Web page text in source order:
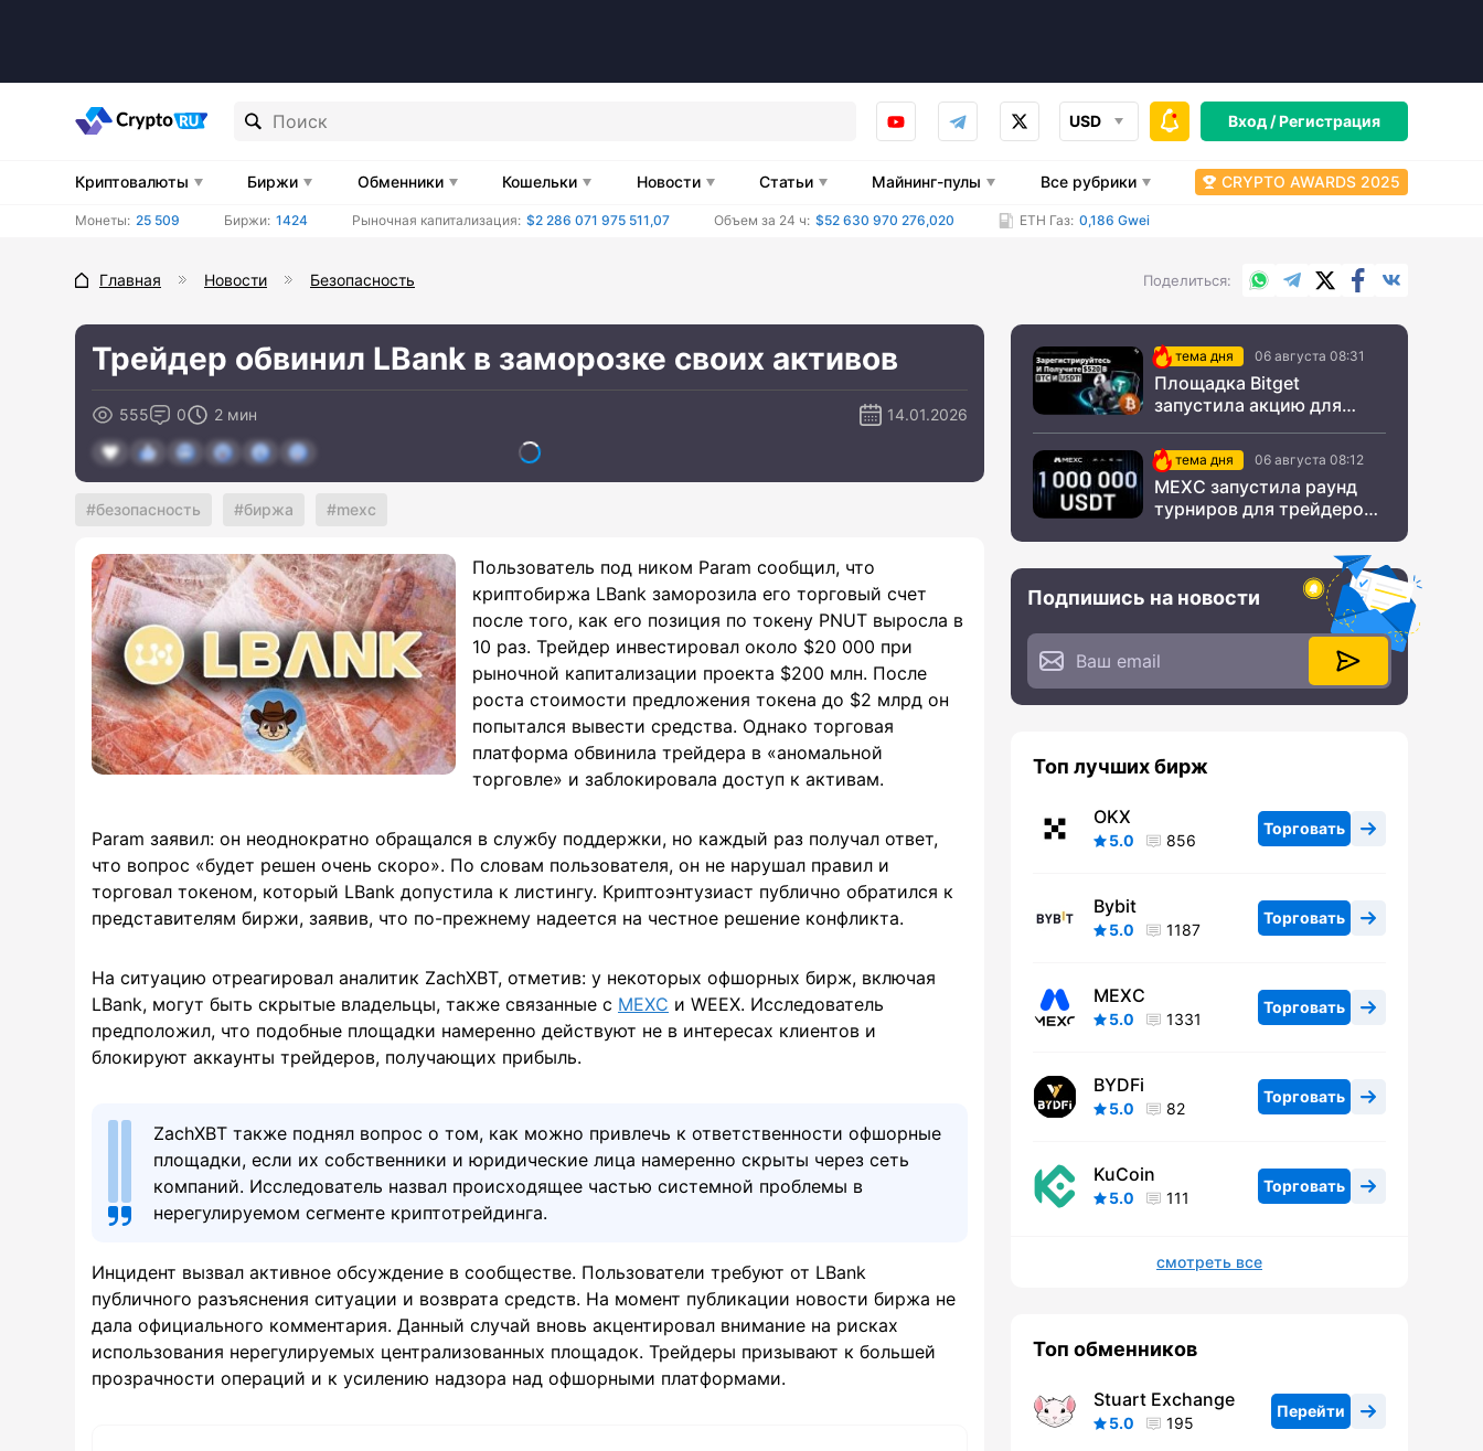
USD Вход /Регистрация
Криптовалюты Биржи Обменники Кошельки Новости Статьи Майнинг-пулы Все рубрики CRYPTO AWARDS 2025
Монеты: 25 509 Биржи: 1424 Рыночная капитализация: $2 286 071 975 511,07 Объем за 24 ч: $52 630 970 276,020 ETH Газ: 0,186 Gwei
Главная Новости Безопасность Поделиться WhatsApp
TelegramX.comFacebook
Трейдер обвинил LBank в заморозке своих активов
555 0 2 мин 14.01.2026
безопасность биржа mexc
Пользователь под ником Param сообщил, что
криптобиржа LBank заморозила его торговый счет
после того, как его позиция по токену PNUT выросла в
10 раз. Трейдер инвестировал около $20 000 при
рыночной капитализации проекта $200 млн. После
роста стоимости предложения токена до $2 млрд он
попытался вывести средства. Однако торговая
платформа обвинила трейдера в «аномальной
торговле» и заблокировала доступ к активам.
Param заявил: он неоднократно обращался в службу поддержки, но каждый раз получал ответ,
что вопрос «будет решен очень скоро». По словам пользователя, он не нарушал правил и
торговал токеном, который LBank допустила к листингу. Криптоэнтузиаст публично обратился к
представителям биржи, заявив, что по-прежнему надеется на честное решение конфликта.
На ситуацию отреагировал аналитик ZachXBT, отметив: у некоторых офшорных бирж, включая
LBank, могут быть скрытые владельцы, также связанные с MEXC и WEEX. Исследователь
предположил, что подобные площадки намеренно действуют не в интересах клиентов и
блокируют аккаунты трейдеров, получающих прибыль.
ZachXBT также поднял вопрос о том, как можно привлечь к ответственности офшорные
площадки, если их собственники и юридические лица намеренно скрыты через сеть
компаний. Исследователь назвал происходящее частью системной проблемы в
нерегулируемом сегменте криптотрейдинга.
Инцидент вызвал активное обсуждение в сообществе. Пользователи требуют от LBank
публичного разъяснения ситуации и возврата средств. На момент публикации новости биржа не
дала официального комментария. Данный случай вновь акцентировал внимание на рисках
использования нерегулируемых централизованных площадок. Трейдеры призывают к большей
прозрачности операций и к усилению надзора над офшорными платформами.
тема дня 06 августа 08:31
Площадка Bitget
запустила акцию для
СНГтема дня 06 августа 08:12
MEXC запустила раунд
турниров для трейдеров
Подпишись на новости
Топ лучших бирж
OKX
5.0 856
Торговать
Bybit
5.0 1187
Торговать
MEXC
5.0 1331
Торговать
BYDFi
5.0 82
Торговать
KuCoin
5.0 111
Торговать
смотреть все
Топ обменников
Stuart Exchange
5.0 195
Перейти